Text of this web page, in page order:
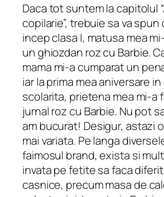
Daca tot suntem la capitolul
copilarie”, trebuie sa va
incep clasa I, matusa mea
un ghiozdan roz cu Barbie.
mama mi-a cumparat un
iar la prima mea aniversare
scolarita, prietena mea mi-a
jurnal roz cu Barbie. Nu pot
am bucurat! Desigur, astazi
mai variata. Pe langa
faimosul brand, exista si
invata pe fetite sa faca
casnice, precum masa de